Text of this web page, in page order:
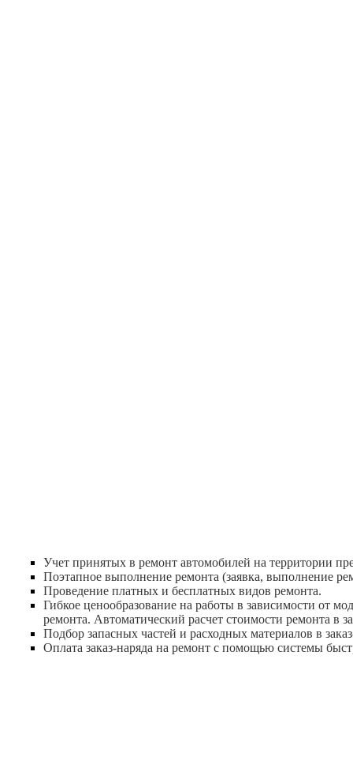
Учет принятых в ремонт автомобилей на территории
Поэтапное выполнение ремонта (заявка, выполнение
Проведение платных и бесплатных видов ремонта.
Гибкое ценообразование на работы в зависимости от
ремонта. Автоматический расчет стоимости ремонта в
Подбор запасных частей и расходных материалов в
Оплата заказ-наряда на ремонт с помощью системы